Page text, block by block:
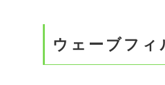
ウェーブフィ